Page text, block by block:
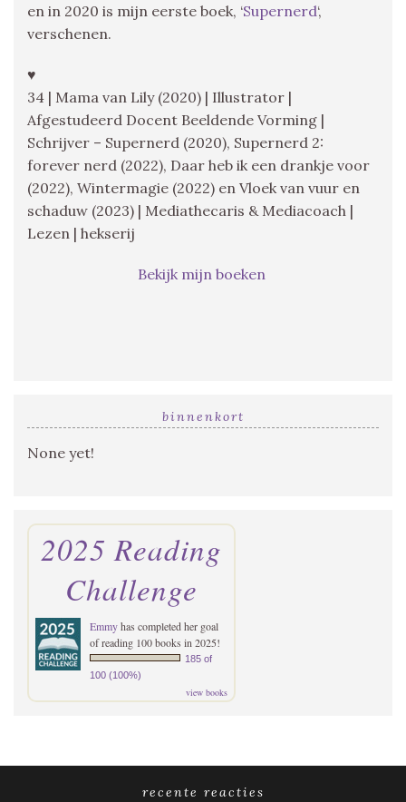
en in 2020 is mijn eerste boek, ‘Supernerd‘,
verschenen.
♥
34 | Mama van Lily (2020) | Illustrator |
Afgestudeerd Docent Beeldende Vorming |
Schrijver – Supernerd (2020), Supernerd 2:
forever nerd (2022), Daar heb ik een drankje voor
(2022), Wintermagie (2022) en Vloek van vuur en
schaduw (2023) | Mediathecaris & Mediacoach |
Lezen | hekserij
Bekijk mijn boeken
binnenkort
None yet!
2025 Reading
Challenge
Emmyhas completed her goal
of reading 100 books in 2025!
185 of
100 (100%)
view books
recente reacties